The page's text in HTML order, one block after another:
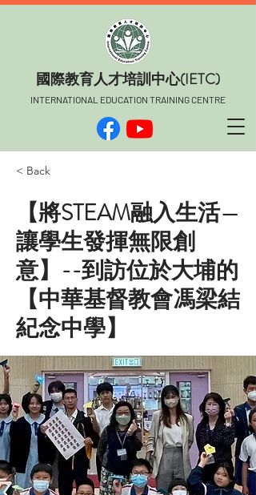
​國際教育人才培訓中心(IETC)
INTERNATIONAL EDUCATION TRAINING CENTRE
< Back
【將STEAM融入生活—
讓學生發揮無限創
意】--到訪位於大埔的
【中華基督教會馮梁結
紀念中學】